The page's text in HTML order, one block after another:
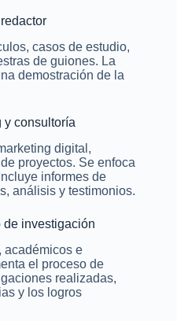
casos de estudio,
de guiones. La
demostración de la
y consultoría
digital,
proyectos. Se enfoca
informes de
análisis y testimonios.
de investigación
académicos e
el proceso de
realizadas,
y los logros